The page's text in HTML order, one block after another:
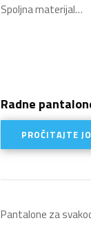
Spoljna materijal…
Radne
PROČITAJTE
Pantalone za